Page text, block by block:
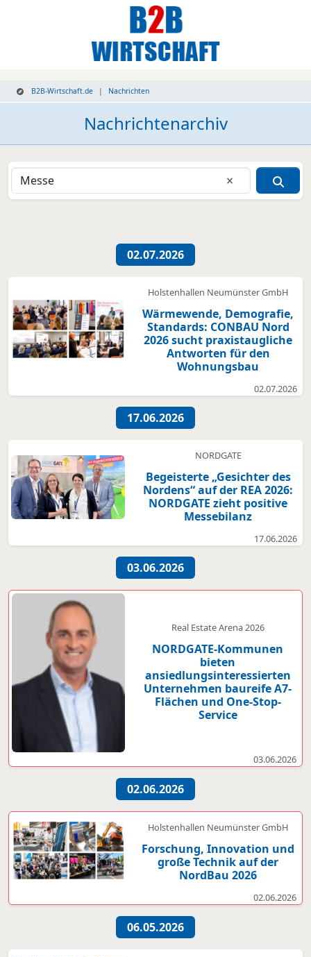
B2B-Wirtschaft.de Nachrichten
Nachrichtenarchiv
Eingabe
02.07.2026
Holstenhallen Neumünster GmbH
Wärmewende, Demografie,
Standards: CONBAU Nord
2026 sucht praxistaugliche
Antworten für den
Wohnungsbau
02.07.2026
17.06.2026
NORDGATE
Begeisterte „Gesichter des
Nordens“ auf der REA 2026:
NORDGATE zieht positive
Messebilanz
17.06.2026
03.06.2026
Real Estate Arena 2026
NORDGATE-Kommunen
bieten
ansiedlungsinteressierten
Unternehmen baureife A7-
Flächen und One-Stop-
Service
03.06.2026
02.06.2026
Holstenhallen Neumünster GmbH
Forschung, Innovation und
große Technik auf der
NordBau 2026
02.06.2026
06.05.2026